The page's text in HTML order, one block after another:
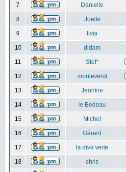
7 Danielle
8 Joelle
9 livia
10 didam
11 Stef*
12 monteverdi
13 Jeanine
14 le Bedeau
15 Michel
16 Gérard
17 la diva verte
18 chris